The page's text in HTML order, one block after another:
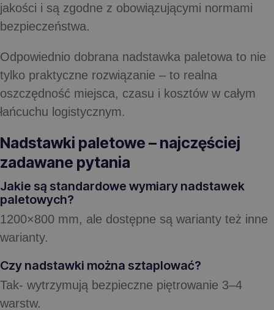
jakości i są zgodne z obowiązującymi normami
bezpieczeństwa.
Odpowiednio dobrana nadstawka paletowa to nie
tylko praktyczne rozwiązanie – to realna
oszczędność miejsca, czasu i kosztów w całym
łańcuchu logistycznym.
Nadstawki paletowe – najczęściej
zadawane pytania
Jakie są standardowe wymiary nadstawek
paletowych?
1200×800 mm, ale dostępne są warianty też inne
warianty.
Czy nadstawki można sztaplować?
Tak- wytrzymują bezpieczne piętrowanie 3–4
warstw.